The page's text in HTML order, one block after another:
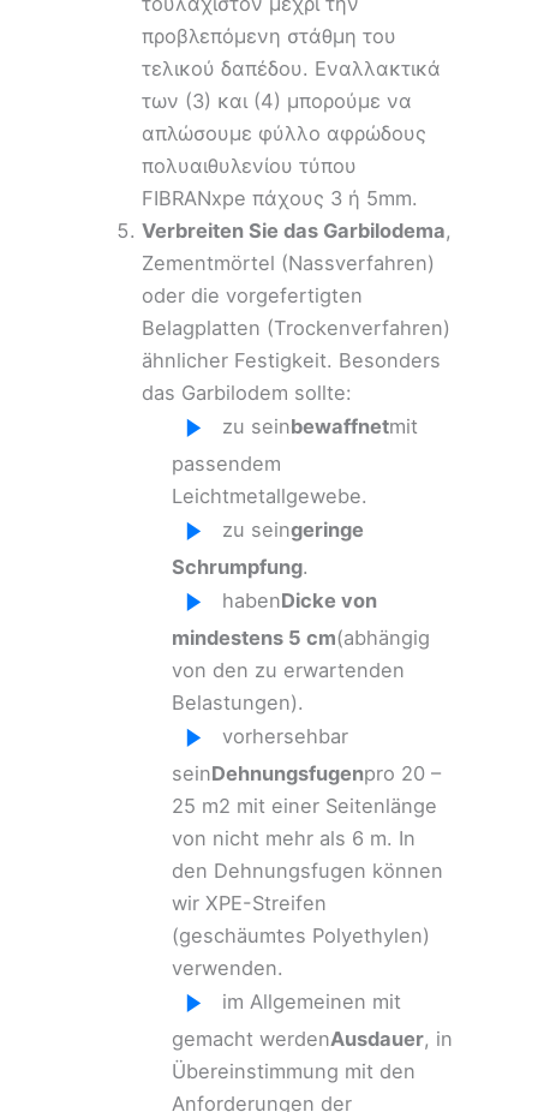
προβλεπόμενη στάθμη του
τελικού δαπέδου. Εναλλακτικά
των (3) και (4) μπορούμε να
απλώσουμε φύλλο αφρώδους
πολυαιθυλενίου τύπου
FIBRANxpe πάχους 3 ή 5mm.
Verbreiten Sie das Garbilodema,
Zementmörtel (Nassverfahren)
oder die vorgefertigten
Belagplatten (Trockenverfahren)
ähnlicher Festigkeit. Besonders
das Garbilodem sollte:
zu seinbewaffnetmit
passendem
Leichtmetallgewebe.
zu seingeringe
Schrumpfung.
habenDicke von
mindestens 5 cm(abhängig
von den zu erwartenden
Belastungen).
vorhersehbar
seinDehnungsfugenpro 20 –
25 m2 mit einer Seitenlänge
von nicht mehr als 6 m. In
den Dehnungsfugen können
wir XPE-Streifen
(geschäumtes Polyethylen)
verwenden.
im Allgemeinen mit
gemacht werdenAusdauer, in
Übereinstimmung mit den
Anforderungen der